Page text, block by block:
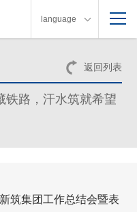
language
返回列表
路，汗水筑就希望
筑集团工作总结会暨表